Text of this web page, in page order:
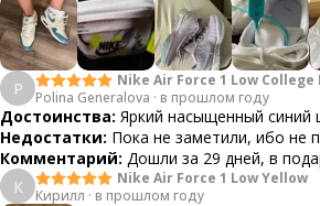
P
Nike Air Force 1 Low
Polina Generalova · в прошлом году
Достоинства: Яркий насыщенный синий
Недостатки: Пока не заметили, ибо не
Комментарий: Дошли за 29 дней, в
К
Nike Air Force 1 Low Yellow
Кирилл · в прошлом году